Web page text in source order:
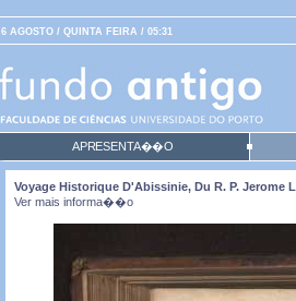
6 AGOSTO / QUINTA FEIRA / 05:31
APRESENTA��O
Voyage Historique D'Abissinie, Du R. P. Jerome
Ver mais informa��o